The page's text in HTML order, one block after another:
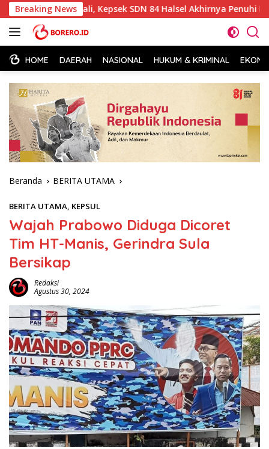
Langsung
ke
konten
Breaking News
Dua Kali, Kepsek SDN 84 Halsel Akhirnya Penuhi Panggilan
HOME DAERAH NASIONAL HUKUM & KRIMINAL
Beranda BERITA UTAMA
BERITA UTAMA, KEPSUL
Wajah Prabowo Diduga Dicoret
Tim HT-Manis, Gerindra Sula
Bersikap
Redaksi
Agustus 30, 2024